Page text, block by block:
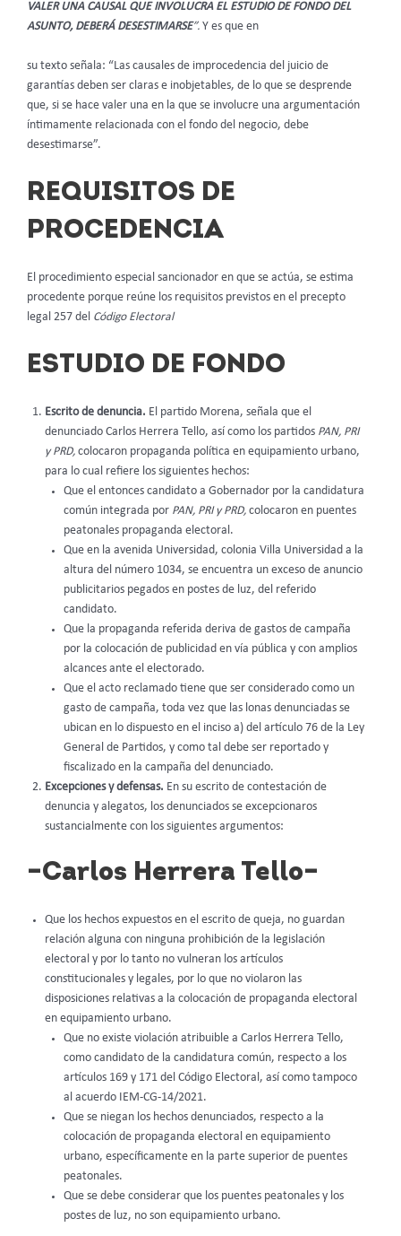
VALER UNA CAUSAL QUE INVOLUCRA EL ESTUDIO DE FONDO DEL
ASUNTO, DEBERÁ DESESTIMARSE”. Y es que en
su texto señala: “Las causales de improcedencia del juicio de
garantías deben ser claras e inobjetables, de lo que se desprende
que, si se hace valer una en la que se involucre una argumentación
íntimamente relacionada con el fondo del negocio, debe
desestimarse”.
REQUISITOS DE
PROCEDENCIA
El procedimiento especial sancionador en que se actúa, se estima
procedente porque reúne los requisitos previstos en el precepto
legal 257 del Código Electoral
ESTUDIO DE FONDO
Escrito de denuncia. El partido Morena, señala que el
denunciado Carlos Herrera Tello, así como los partidos PAN, PRI
y PRD, colocaron propaganda política en equipamiento urbano,
para lo cual refiere los siguientes hechos:
Que el entonces candidato a Gobernador por la candidatura
común integrada por PAN, PRI y PRD, colocaron en puentes
peatonales propaganda electoral.
Que en la avenida Universidad, colonia Villa Universidad a la
altura del número 1034, se encuentra un exceso de anuncio
publicitarios pegados en postes de luz, del referido
candidato.
Que la propaganda referida deriva de gastos de campaña
por la colocación de publicidad en vía pública y con amplios
alcances ante el electorado.
Que el acto reclamado tiene que ser considerado como un
gasto de campaña, toda vez que las lonas denunciadas se
ubican en lo dispuesto en el inciso a) del artículo 76 de la Ley
General de Partidos, y como tal debe ser reportado y
fiscalizado en la campaña del denunciado.
Excepciones y defensas. En su escrito de contestación de
denuncia y alegatos, los denunciados se excepcionaros
sustancialmente con los siguientes argumentos:
–Carlos Herrera Tello–
Que los hechos expuestos en el escrito de queja, no guardan
relación alguna con ninguna prohibición de la legislación
electoral y por lo tanto no vulneran los artículos
constitucionales y legales, por lo que no violaron las
disposiciones relativas a la colocación de propaganda electoral
en equipamiento urbano.
Que no existe violación atribuible a Carlos Herrera Tello,
como candidato de la candidatura común, respecto a los
artículos 169 y 171 del Código Electoral, así como tampoco
al acuerdo IEM-CG-14/2021.
Que se niegan los hechos denunciados, respecto a la
colocación de propaganda electoral en equipamiento
urbano, específicamente en la parte superior de puentes
peatonales.
Que se debe considerar que los puentes peatonales y los
postes de luz, no son equipamiento urbano.